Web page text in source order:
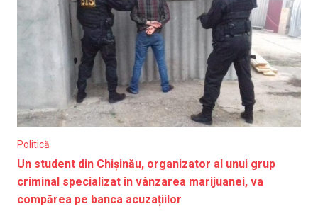
Politică
Un student din Chișinău, organizator al unui grup
criminal specializat în vânzarea marijuanei, va
compărea pe banca acuzațiilor